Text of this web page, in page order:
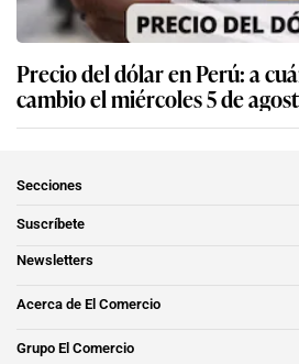
Precio del dólar en Perú: a
cambio el miércoles 5 de
Secciones
Suscríbete
Newsletters
Acerca de El Comercio
Grupo El Comercio